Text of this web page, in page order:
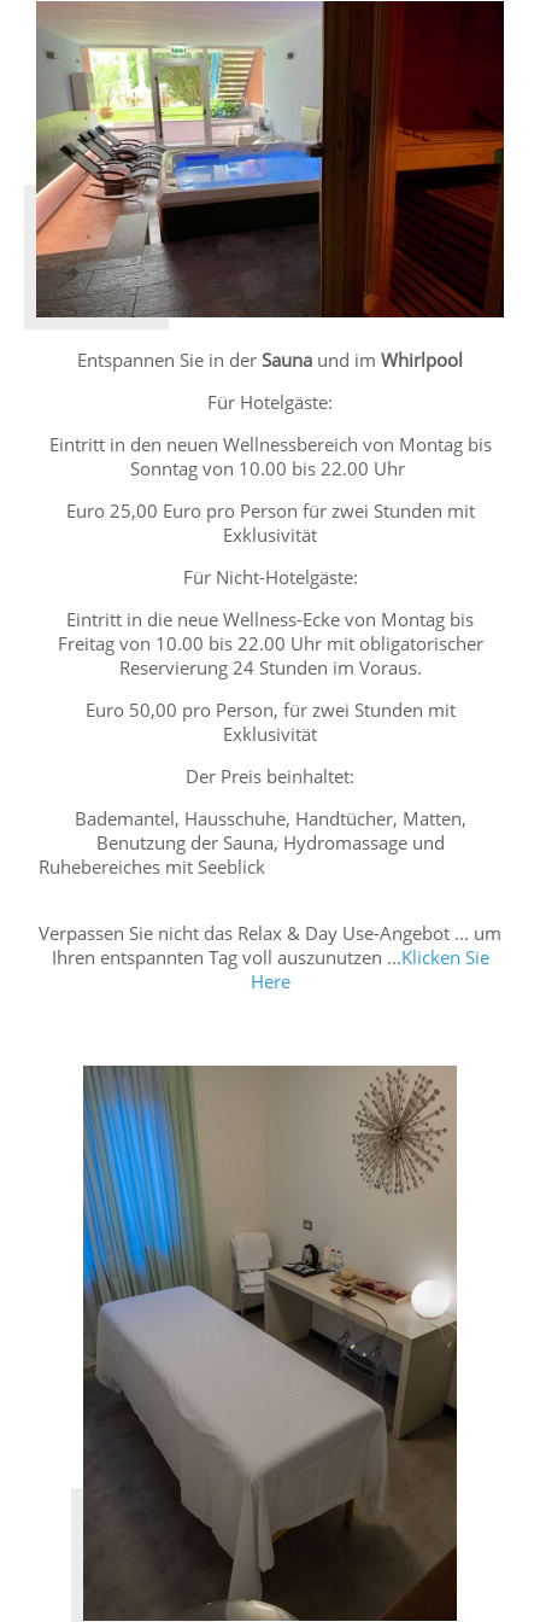
Entspannen Sie in der Sauna und im Whirlpool
Für Hotelgäste:
Eintritt in den neuen Wellnessbereich von Montag bis
Sonntag von 10.00 bis 22.00 Uhr
Euro 25,00 Euro pro Person für zwei Stunden mit
Exklusivität
Für Nicht-Hotelgäste:
Eintritt in die neue Wellness-Ecke von Montag bis
Freitag von 10.00 bis 22.00 Uhr mit obligatorischer
Reservierung 24 Stunden im Voraus.
Euro 50,00 pro Person, für zwei Stunden mit
Exklusivität
Der Preis beinhaltet:
Bademantel, Hausschuhe, Handtücher, Matten,
Benutzung der Sauna, Hydromassage und
Ruhebereiches mit Seeblick
Verpassen Sie nicht das Relax & Day Use-Angebot ... um
Ihren entspannten Tag voll auszunutzen ...Klicken Sie
Here